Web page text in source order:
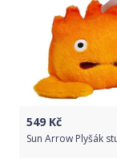
549 Kč